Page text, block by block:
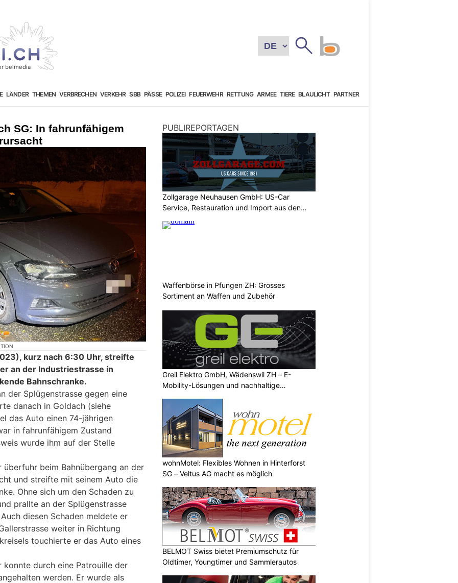
LÄNDER THEMEN VERBRECHEN VERKEHR SBB PÄSSE POLIZEI FEUERWEHR RETTUNG ARMEE TIERE BLAULICHT PARTNER
SG: In fahrunfähigem
kurz nach 6:30 Uhr, streifte
an der Industriestrasse in
Bahnschranke.
der Splügenstrasse gegen eine
danach in Goldach (siehe
das Auto einen 74-jährigen
in fahrunfähigem Zustand
wurde ihm auf der Stelle
beim Bahnübergang an der
und streifte mit seinem Auto die
Ohne sich um den Schaden zu
prallte an der Splügenstrasse
diesen Schaden meldete er
weiter in Richtung
touchierte er das Auto eines
durch eine Patrouille der
werden. Er wurde als
PUBLIREPORTAGEN
Zollgarage Neuhausen GmbH: US-Car
Service, Restauration und Import aus den
Waffenbörse in Pfungen ZH: Grosses
Sortiment an Waffen und Zubehör
Greil Elektro GmbH, Wädenswil ZH – E-
Mobility-Lösungen und nachhaltige
wohnMotel: Flexibles Wohnen in Hinterforst
SG – Veltus AG macht es möglich
BELMOT Swiss bietet Premiumschutz für
Oldtimer, Youngtimer und Sammlerautos